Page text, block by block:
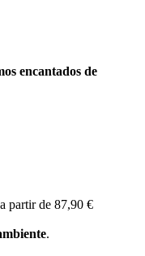
encantados de
a partir de 87,90 €
.